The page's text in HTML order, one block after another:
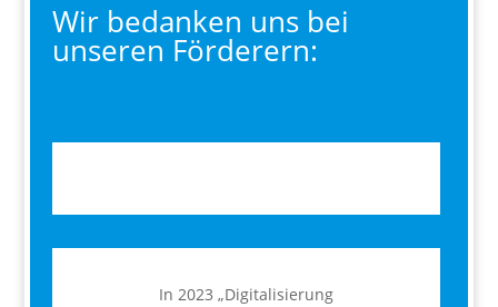
Wir bedanken uns bei
unseren Förderern:
In 2023 „Digitalisierung